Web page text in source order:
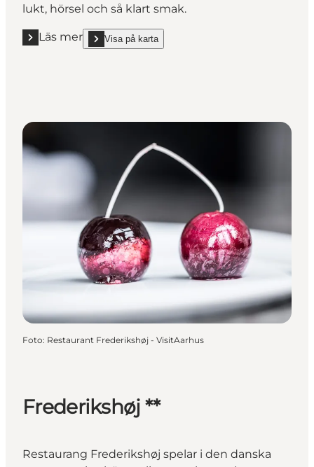
lukt, hörsel och så klart smak.
Läs mer
Läs mer "AOC **"Visa på karta
show AOC ** on_map
Foto: Restaurant Frederikshøj - VisitAarhus
Frederikshøj **
Restaurang Frederikshøj spelar i den danska